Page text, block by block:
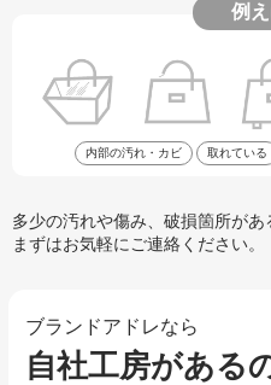
例
内部の汚れ・カビ 取れている
多少の汚れや傷み、破損箇所があ
まずはお気軽にご連絡ください。
ブランドアドレなら
自社工房がある